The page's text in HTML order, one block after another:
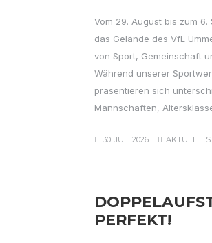
Vom 29. August bis zum
das Gelände des VfL
von Sport, Gemeinschaft
Während unserer
präsentieren sich
Mannschaften,
30. JULI 2026 AKTUELLES
PERFEKT!